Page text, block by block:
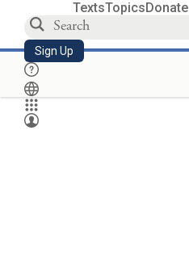
TextsTopicsDonate
Sign Up